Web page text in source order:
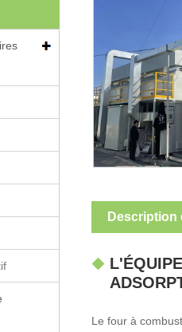
Description
Le four à